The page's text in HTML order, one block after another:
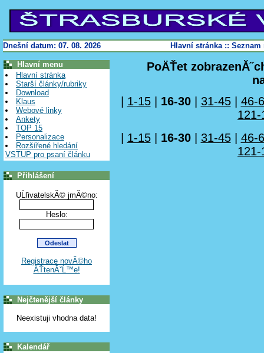
Dnešní datum: 07. 08. 2026 Hlavní stránka:: Seznam
Hlavní menu
Hlavní stránka
Starší články/rubriky
Download
Klaus
Webové linky
Ankety
TOP 15
Personalizace
Rozšířené hledání
VSTUP pro psaní článku
Přihlášení
UĹľivatelskĂ© jmĂ©no:
Heslo:
Registrace novĂ©ho
ÄŤtenĂˇĹ™e!
Nejčtenější články
Neexistuji vhodna data!
Kalendář
PoÄŤet
1-15| 16-30| 31-45| 46-
121-
| 1-15| 16-30| 31-45| 46-
121-